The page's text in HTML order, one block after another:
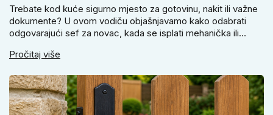
Trebate kod kuće sigurno mjesto za gotovinu, nakit ili važne
dokumente? U ovom vodiču objašnjavamo kako odabrati
odgovarajući sef za novac, kada se isplati mehanička ili
za stvarnu sigurnost. Dobit ćete praktične savjete za odabir
Pročitaj više